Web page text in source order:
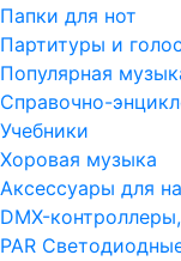
Папки для нот
Партитуры и
Популярная
Справочно-
Учебники
Хоровая музыка
Аксессуары для
DMX-
PAR